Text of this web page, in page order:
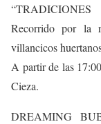
Recorrido por la
villancicos
A partir de las
Cieza.
DREAMING